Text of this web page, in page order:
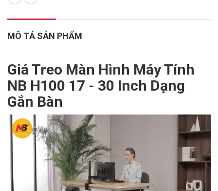
MÔ TẢ SẢN PHẨM
Giá Treo Màn Hình Máy Tính
NB H100 17 - 30 Inch Dạng
Gắn Bàn